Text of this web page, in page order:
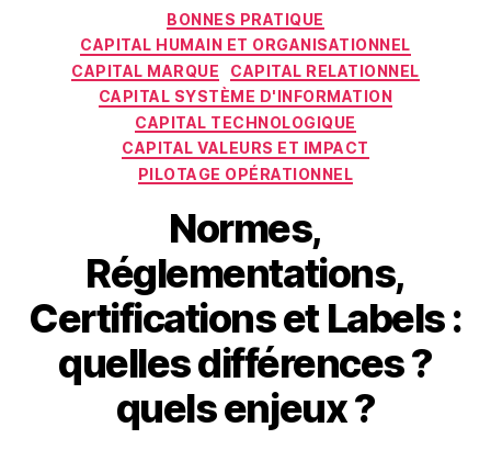
Catégories
BONNES PRATIQUE
CAPITAL HUMAIN ET ORGANISATIONNEL
CAPITAL MARQUE
CAPITAL RELATIONNEL
CAPITAL SYSTÈME D'INFORMATION
CAPITAL TECHNOLOGIQUE
CAPITAL VALEURS ET IMPACT
PILOTAGE OPÉRATIONNEL
Normes,
Réglementations,
Certifications et Labels :
quelles différences ?
quels enjeux ?